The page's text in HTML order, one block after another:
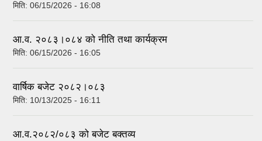
मिति: 06/15/2026 - 16:08
आ.व. २०८३।०८४ को नीति तथा कार्यक्रम
मिति: 06/15/2026 - 16:05
वार्षिक बजेट २०८२।०८३
मिति: 10/13/2025 - 16:11
आ.व.२०८२/०८३ को बजेट बक्तव्य